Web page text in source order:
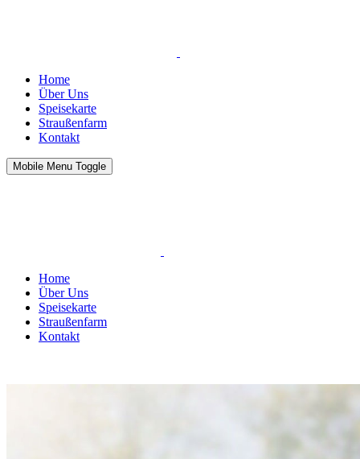
Home
Über Uns
Speisekarte
Straußenfarm
Kontakt
Mobile Menu Toggle
Home
Über Uns
Speisekarte
Straußenfarm
Kontakt